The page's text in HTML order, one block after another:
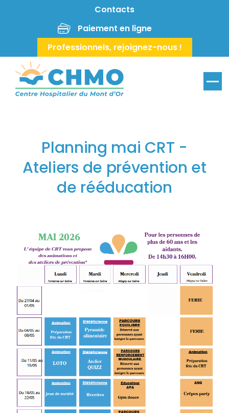
Aller au contenu principalContacts
Paiement en ligne
Professionnels, rejoignez-nous !
Planning mai CRT -
Ateliers de prévention et
de rééducation